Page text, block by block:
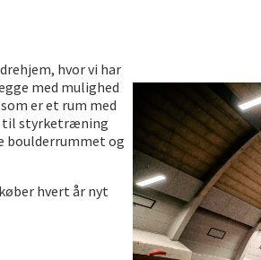
hvor vi har
med mulighed
er et rum med
til styrketræning
boulderrummet og
hvert år nyt